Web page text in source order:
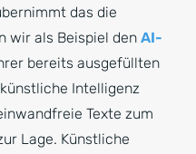
das die
wir als Beispiel den AI-
bereits ausgefüllten
Intelligenz
Texte zum
Lage. Künstliche